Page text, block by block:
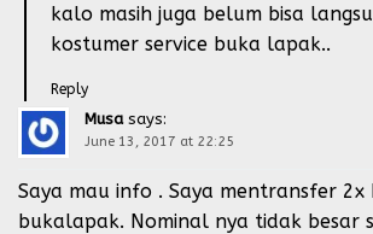
kalo masih juga belum bisa
kostumer service buka lapak..
Reply
Musa says:
June 13, 2017 at 22:25
Saya mau info . Saya mentransfer 2x
bukalapak. Nominal nya tidak besar